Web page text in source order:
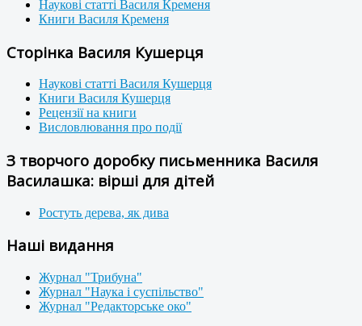
Наукові статті Василя Кременя
Книги Василя Кременя
Сторінка Василя Кушерця
Наукові статті Василя Кушерця
Книги Василя Кушерця
Рецензії на книги
Висловлювання про події
З творчого доробку письменника Василя
Василашка: вірші для дітей
Ростуть дерева, як дива
Наші видання
Журнал "Трибуна"
Журнал "Наука і суспільство"
Журнал "Редакторське око"